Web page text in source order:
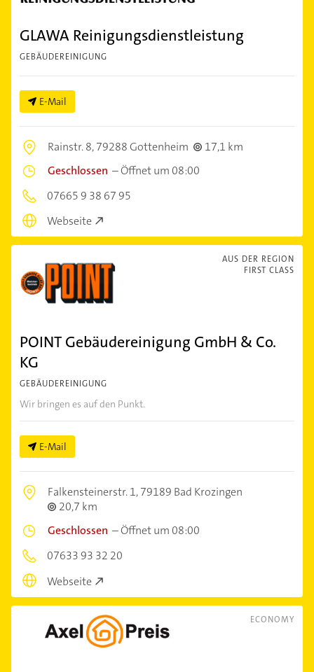
GLAWA Reinigungsdienstleistung
GEBÄUDEREINIGUNG
E-Mail
Rainstr. 8,79288 Gottenheim
17,1 km
Geschlossen –Öffnet um 08:00
07665 9 38 67 95
Webseite
AUS DER REGION
FIRST CLASS
POINT Gebäudereinigung GmbH & Co.
KG
GEBÄUDEREINIGUNG
Wir bringen es auf den Punkt.
E-Mail
Falkensteinerstr. 1,79189 Bad Krozingen
20,7 km
Geschlossen –Öffnet um 08:00
07633 93 32 20
Webseite
ECONOMY